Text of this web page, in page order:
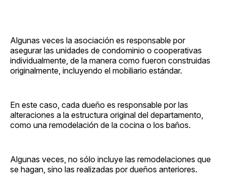
Algunas veces la asociación es responsable por
asegurar las unidades de condominio o cooperativas
individualmente, de la manera como fueron construidas
originalmente, incluyendo el mobiliario estándar.
En este caso, cada dueño es responsable por las
alteraciones a la estructura original del departamento,
como una remodelación de la cocina o los baños.
Algunas veces, no sólo incluye las remodelaciones que
se hagan, sino las realizadas por dueños anteriores.